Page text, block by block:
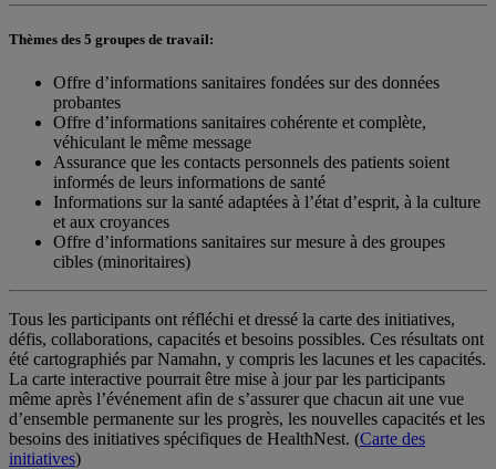
Thèmes des 5 groupes de travail:
Offre d’informations sanitaires fondées sur des données
probantes
Offre d’informations sanitaires cohérente et complète,
véhiculant le même message
Assurance que les contacts personnels des patients soient
informés de leurs informations de santé
Informations sur la santé adaptées à l’état d’esprit, à la culture
et aux croyances
Offre d’informations sanitaires sur mesure à des groupes
cibles (minoritaires)
Tous les participants ont réfléchi et dressé la carte des initiatives,
défis, collaborations, capacités et besoins possibles. Ces résultats ont
été cartographiés par Namahn, y compris les lacunes et les capacités.
La carte interactive pourrait être mise à jour par les participants
même après l’événement afin de s’assurer que chacun ait une vue
d’ensemble permanente sur les progrès, les nouvelles capacités et les
besoins des initiatives spécifiques de HealthNest. (Carte des
initiatives)